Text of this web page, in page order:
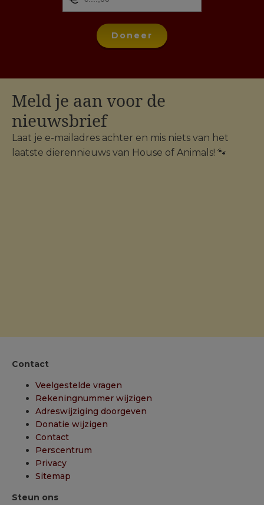
Doneer
Meld je aan voor de
nieuwsbrief
Laat je e-mailadres achter en mis niets van het
laatste dierennieuws van House of Animals! 🐾
Contact
Veelgestelde vragen
Rekeningnummer wijzigen
Adreswijziging doorgeven
Donatie wijzigen
Contact
Perscentrum
Privacy
Sitemap
Steun ons